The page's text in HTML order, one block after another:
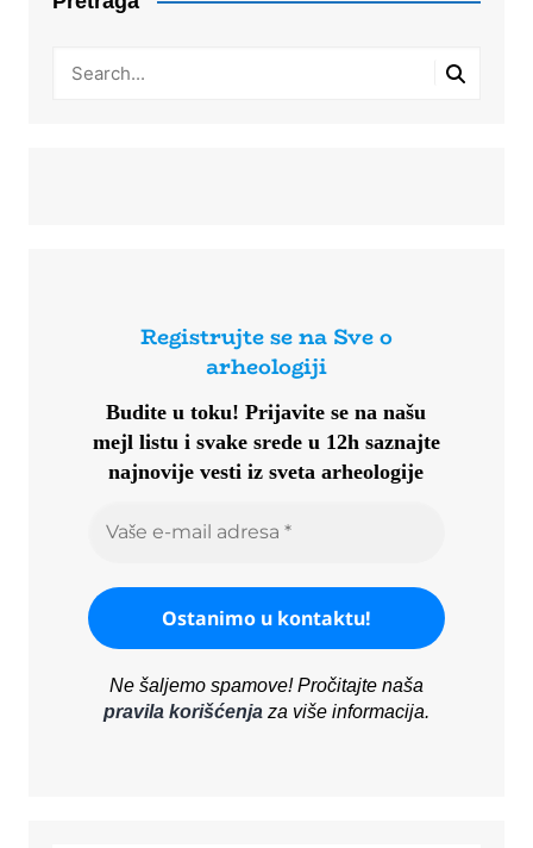
Registrujte se na Sve o
arheologiji
Budite u toku!Prijavite se na našu
mejl listu i svake srede u 12h saznajte
najnovije vesti iz sveta arheologije
Ne šaljemo spamove! Pročitajte naša
pravila korišćenjaza više informacija.